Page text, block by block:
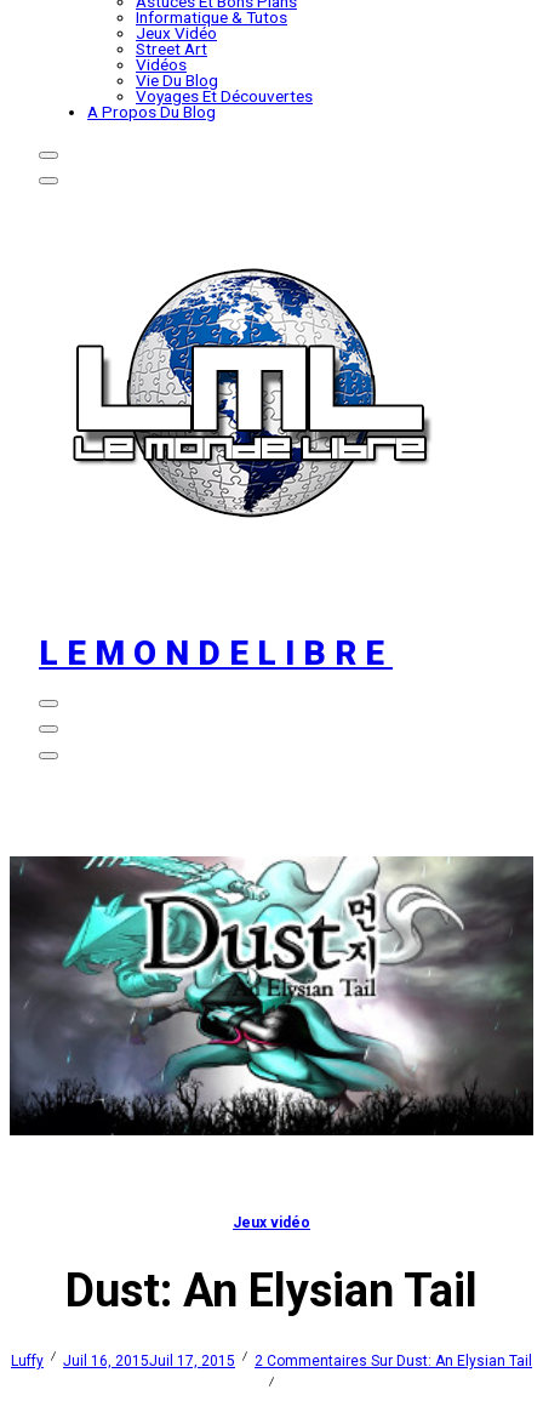
Informatique & Tutos
Jeux Vidéo
Street Art
Vidéos
Vie Du Blog
Voyages Et Découvertes
A Propos Du Blog
LEMONDELIBRE
Jeux vidéo
Dust: An Elysian Tail
Luffy Juil 16, 2015Juil 17, 2015 2 Commentaires Sur Dust: An Elysian Tail